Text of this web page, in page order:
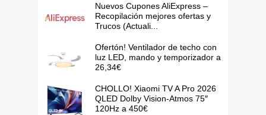
Nuevos Cupones AliExpress –
Recopilación mejores ofertas y
Trucos (Actuali...
Ofertón! Ventilador de techo con
luz LED, mando y temporizador a
26,34€
CHOLLO! Xiaomi TV A Pro 2026
QLED Dolby Vision-Atmos 75″
120Hz a 450€